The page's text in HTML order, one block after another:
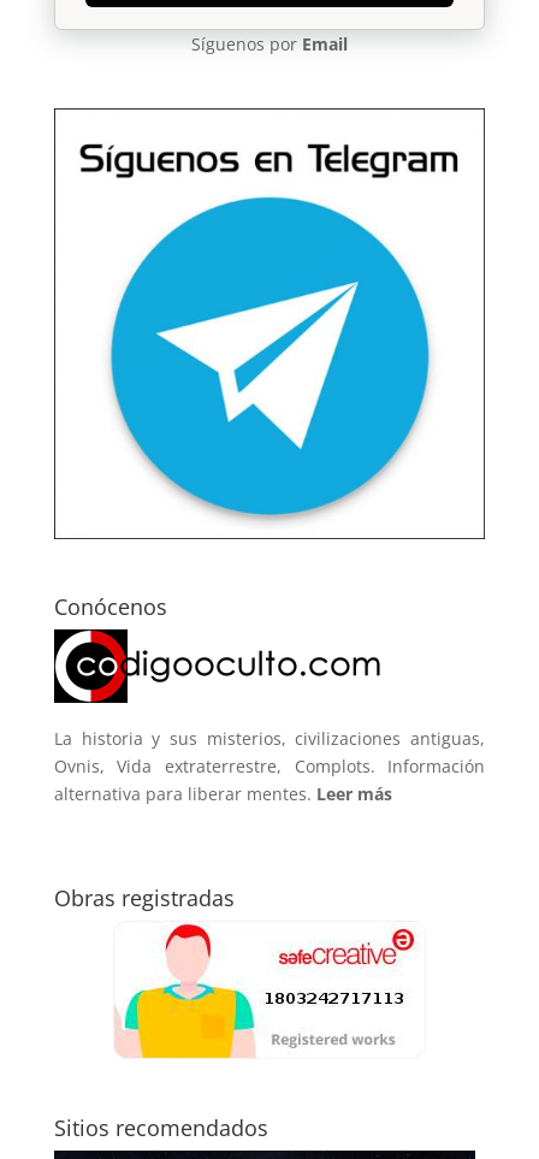
Síguenos por Email
Conócenos
La historia y sus misterios, civilizaciones antiguas,
Ovnis, Vida extraterrestre, Complots. Información
alternativa para liberar mentes. Leer más
Obras registradas
Sitios recomendados